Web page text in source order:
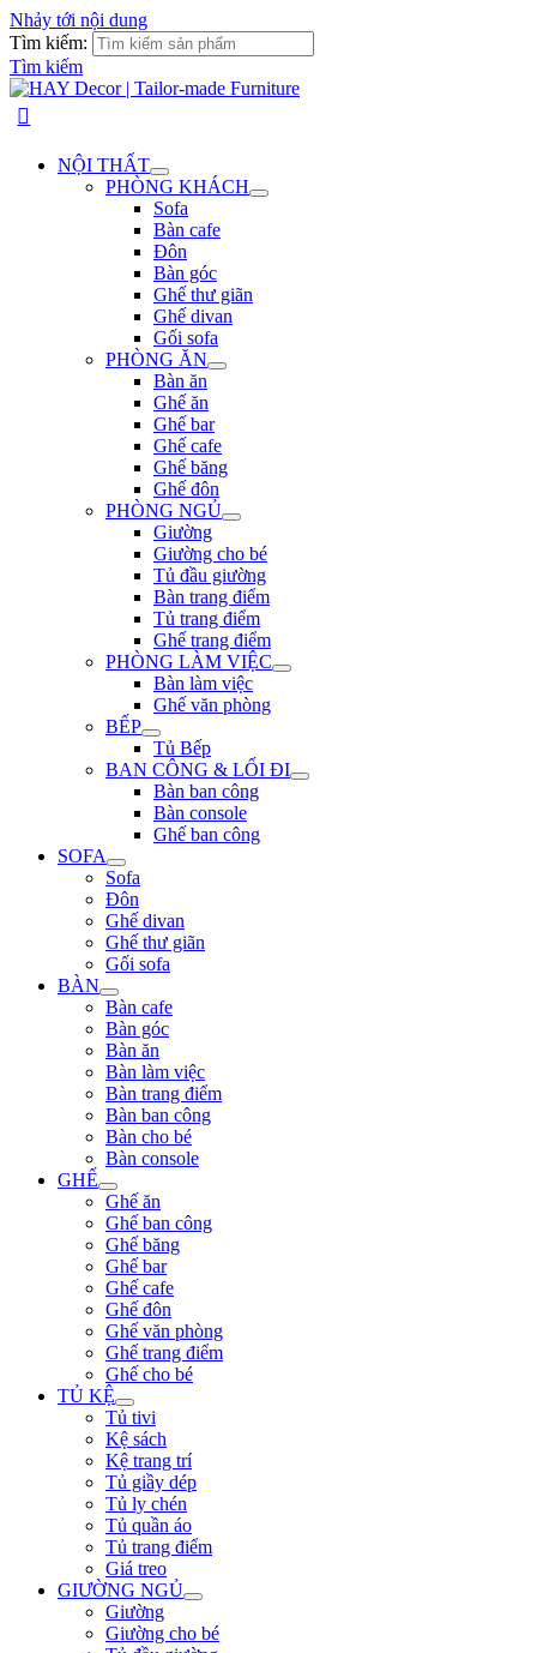
Nhảy tới nội dung
Tìm kiếm:
Tìm kiếm
NỘI THẤT
PHÒNG KHÁCH
Sofa
Bàn cafe
Đôn
Bàn góc
Ghế thư giãn
Ghế divan
Gối sofa
PHÒNG ĂN
Bàn ăn
Ghế ăn
Ghế bar
Ghế cafe
Ghế băng
Ghế đôn
PHÒNG NGỦ
Giường
Giường cho bé
Tủ đầu giường
Bàn trang điểm
Tủ trang điểm
Ghế trang điểm
PHÒNG LÀM VIỆC
Bàn làm việc
Ghế văn phòng
BẾP
Tủ Bếp
BAN CÔNG & LỐI ĐI
Bàn ban công
Bàn console
Ghế ban công
SOFA
Sofa
Đôn
Ghế divan
Ghế thư giãn
Gối sofa
BÀN
Bàn cafe
Bàn góc
Bàn ăn
Bàn làm việc
Bàn trang điểm
Bàn ban công
Bàn cho bé
Bàn console
GHẾ
Ghế ăn
Ghế ban công
Ghế băng
Ghế bar
Ghế cafe
Ghế đôn
Ghế văn phòng
Ghế trang điểm
Ghế cho bé
TỦ KỆ
Tủ tivi
Kệ sách
Kệ trang trí
Tủ giầy dép
Tủ ly chén
Tủ quần áo
Tủ trang điểm
Giá treo
GIƯỜNG NGỦ
Giường
Giường cho bé